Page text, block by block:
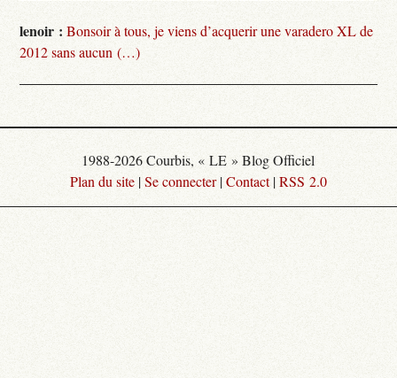
lenoir : Bonsoir à tous, je viens d’acquerir une varadero XL de
2012 sans aucun (…)
1988-2026 Courbis, « LE » Blog Officiel
Plan du site |Se connecter|Contact|RSS 2.0